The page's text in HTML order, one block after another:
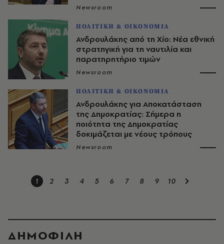
Newsroom
ΠΟΛΙΤΙΚΗ & ΟΙΚΟΝΟΜΙΑ
Ανδρουλάκης από τη Χίο: Νέα εθνική
στρατηγική για τη ναυτιλία και
παρατηρητήριο τιμών
Newsroom
ΠΟΛΙΤΙΚΗ & ΟΙΚΟΝΟΜΙΑ
Ανδρουλάκης για Αποκατάσταση
της Δημοκρατίας: Σήμερα η
ποιότητα της Δημοκρατίας
δοκιμάζεται με νέους τρόπους
Newsroom
1 2 3 4 5 6 7 8 9 10
ΔΗΜΟΦΙΛΗ